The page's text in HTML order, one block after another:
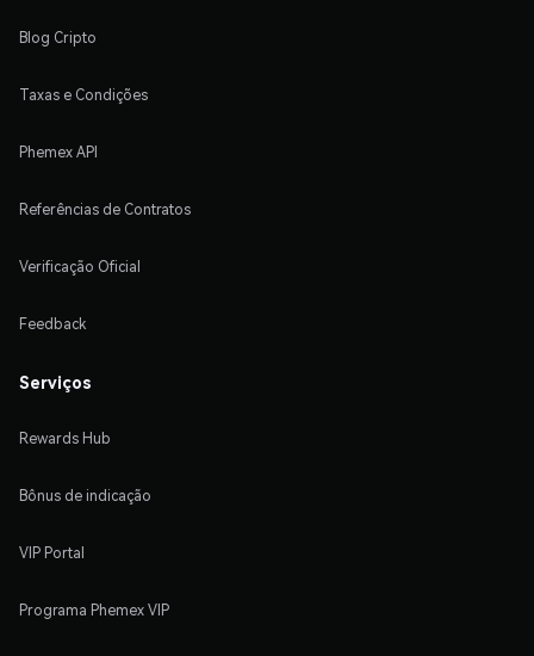
Blog Cripto
Taxas e Condições
Phemex API
Referências de Contratos
Verificação Oficial
Feedback
Serviços
Rewards Hub
Bônus de indicação
VIP Portal
Programa Phemex VIP